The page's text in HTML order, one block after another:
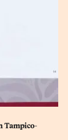
Tampico-